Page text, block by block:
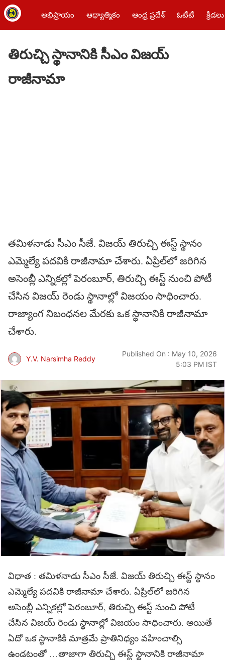
అభిప్రాయం ఆధ్యాత్మికం ఆంధ్ర ప్రదేశ్ ఓటీటీ క్రీడలు
తిరుచ్చి స్థానానికి సీఎం విజయ్
రాజీనామా
తమిళనాడు సీఎం సీజే. విజయ్ తిరుచ్చి ఈస్ట్ స్థానం
ఎమ్మెల్యే పదవికి రాజీనామా చేశారు. ఏప్రిల్‌లో జరిగిన
అసెంబ్లీ ఎన్నికల్లో పెరంబూర్, తిరుచ్చి ఈస్ట్ నుంచి పోటీ
చేసిన విజయ్ రెండు స్థానాల్లో విజయం సాధించారు.
రాజ్యాంగ నిబంధనల మేరకు ఒక స్థానానికి రాజీనామా
చేశారు.
Y.V. Narsimha Reddy
Published On : May 10, 2026
5:03 PM IST
విధాత : తమిళనాడు సీఎం సీజే. విజయ్ తిరుచ్చి ఈస్ట్ స్థానం
ఎమ్మెల్యే పదవికి రాజీనామా చేశారు. ఏప్రిల్‌లో జరిగిన
అసెంబ్లీ ఎన్నికల్లో పెరంబూర్, తిరుచ్చి ఈస్ట్ నుంచి పోటీ
చేసిన విజయ్ రెండు స్థానాల్లో విజయం సాధించారు. అయితే
ఏదో ఒక స్థానాకికి మాత్రమే ప్రాతినిధ్యం వహించాల్సి
ఉండటంతో …తాజాగా తిరుచ్చి ఈస్ట్‌ స్థానానికి రాజీనామా